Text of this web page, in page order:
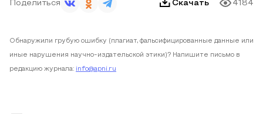
Поделиться Скачать 4184
Обнаружили грубую ошибку (плагиат, фальсифицированные данные или
иные нарушения научно-издательской этики)? Напишите письмо в
редакцию журнала: info@apni.ru